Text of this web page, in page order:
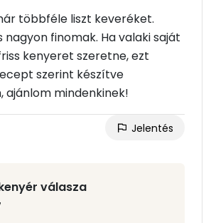
többféle liszt keveréket.
nagyon finomak. Ha valaki saját
kenyeret szeretne, ezt
szerint készítve
mindenkinek!
Jelentés
válasza